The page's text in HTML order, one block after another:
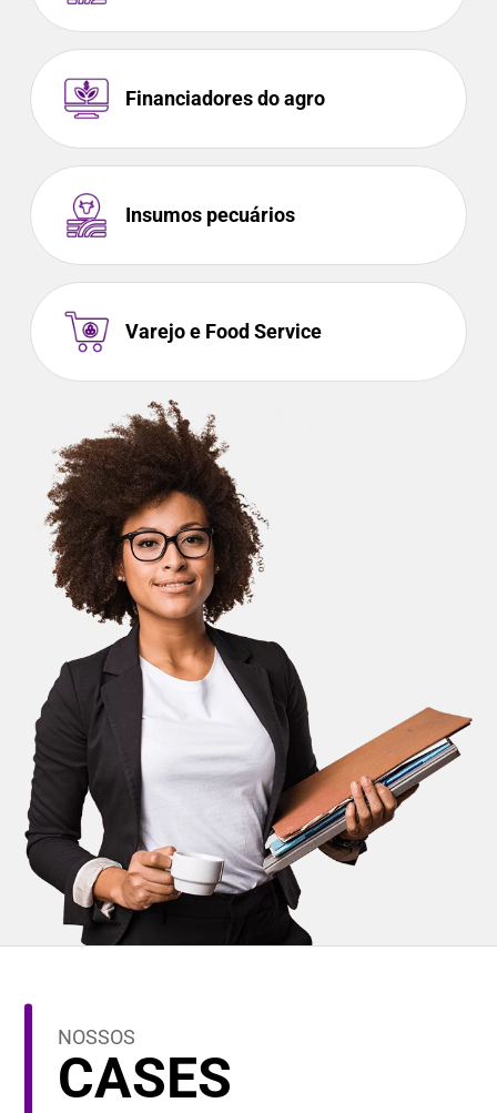
Financiadores do agro
Insumos pecuários
Varejo e Food Service
NOSSOS
CASES